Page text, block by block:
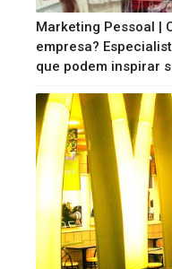
Marketing Pessoal |
empresa?
que podem inspirar